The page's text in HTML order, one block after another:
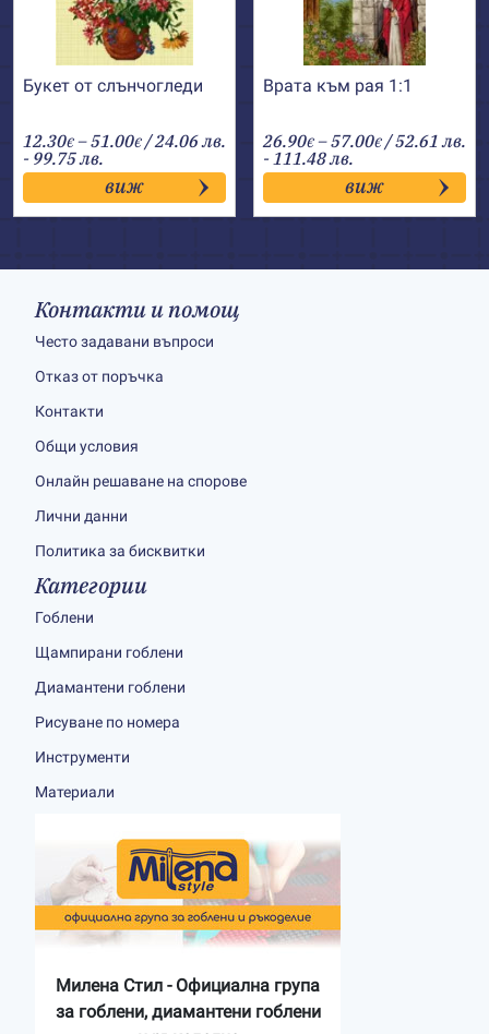
Букет от слънчогледи
12.30€ –51.00€Price
range:
12.30€
through
51.00€
/ 24.06 лв.
- 99.75 лв.
виж
Врата към рая 1:1
26.90€ –57.00€Price
range:
26.90€
through
57.00€
/ 52.61 лв.
- 111.48 лв.
виж
Контакти и помощ
Често задавани въпроси
Отказ от поръчка
Контакти
Общи условия
Онлайн решаване на спорове
Лични данни
Политика за бисквитки
Категории
Гоблени
Щампирани гоблени
Диамантени гоблени
Рисуване по номера
Инструменти
Материали
Милена Стил - Официална група
за гоблени, диамантени гоблени